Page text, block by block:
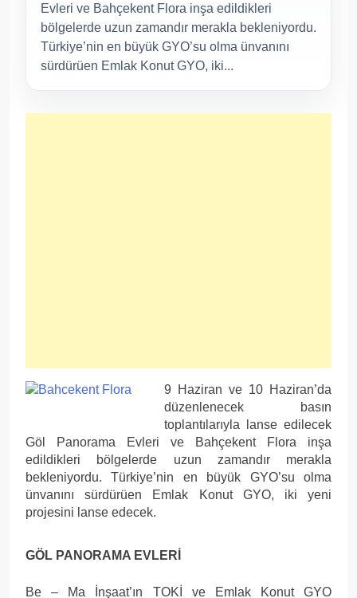
Evleri ve Bahçekent Flora inşa edildikleri
bölgelerde uzun zamandır merakla bekleniyordu.
Türkiye’nin en büyük GYO’su olma ünvanını
sürdürüen Emlak Konut GYO, iki...
9 Haziran ve 10 Haziran’da
düzenlenecek basın
toplantılarıyla lanse edilecek
Göl Panorama Evleri ve Bahçekent Flora inşa
edildikleri bölgelerde uzun zamandır merakla
bekleniyordu. Türkiye’nin en büyük GYO’su olma
ünvanını sürdürüen Emlak Konut GYO, iki yeni
projesini lanse edecek.
GÖL PANORAMA EVLERİ
Be – Ma İnşaat’ın TOKİ ve Emlak Konut GYO